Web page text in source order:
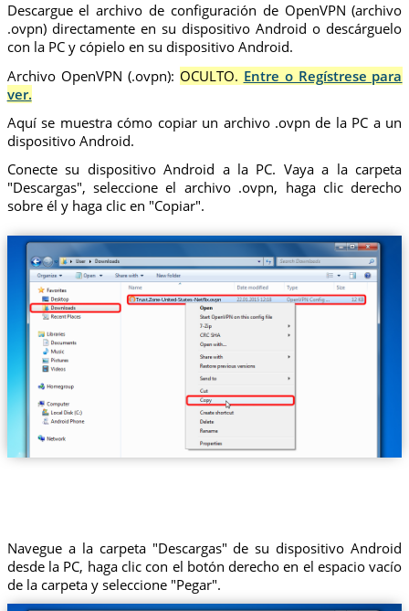
Descargue el archivo de configuración de OpenVPN (archivo
.ovpn) directamente en su dispositivo Android o descárguelo
con la PC y cópielo en su dispositivo Android.
Archivo OpenVPN (.ovpn): OCULTO. Entre o Regístrese para
ver.
Aquí se muestra cómo copiar un archivo .ovpn de la PC a un
dispositivo Android.
Conecte su dispositivo Android a la PC. Vaya a la carpeta
"Descargas", seleccione el archivo .ovpn, haga clic derecho
sobre él y haga clic en "Copiar".
Trust.Zone-United-States-Netflix.ovpn
Navegue a la carpeta "Descargas" de su dispositivo Android
desde la PC, haga clic con el botón derecho en el espacio vacío
de la carpeta y seleccione "Pegar".